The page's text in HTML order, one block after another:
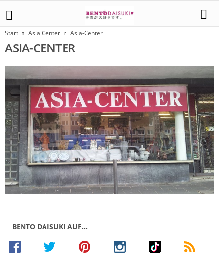
Start Asia Center Asia-Center
ASIA-CENTER
BENTO DAISUKI AUF…